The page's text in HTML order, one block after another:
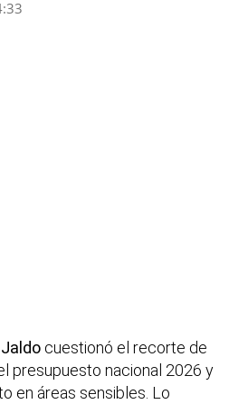
cuestionó el recorte de
presupuesto nacional 2026 y
en áreas sensibles. Lo